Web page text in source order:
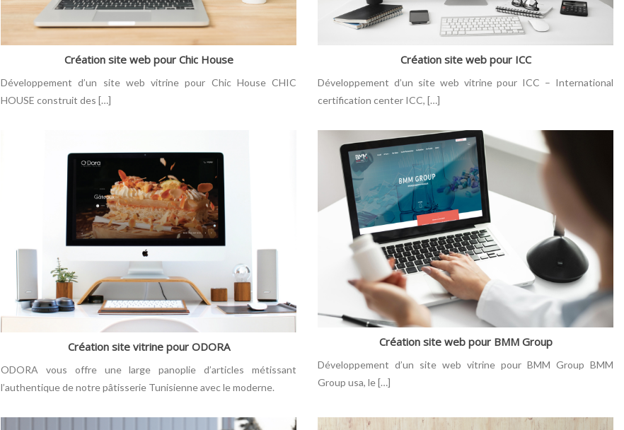
Création site web pour Chic House
Développement d’un site web vitrine pour Chic House CHIC
HOUSE construit des […]
Création site web pour ICC
Développement d’un site web vitrine pour ICC – International
certification center ICC, […]
Création site vitrine pour ODORA
ODORA vous offre une large panoplie d’articles métissant
l’authentique de notre pâtisserie Tunisienne avec le moderne.
Création site web pour BMM Group
Développement d’un site web vitrine pour BMM Group BMM
Group usa, le […]